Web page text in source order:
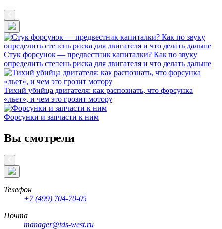
Стук форсунок — предвестник капиталки? Как по звуку
определить степень риска для двигателя и что делать дальше
Тихий убийца двигателя: как распознать, что форсунка
«льет», и чем это грозит мотору
Форсунки и запчасти к ним
Вы смотрели
Телефон
+7 (499) 704-70-05
Почта
manager@tds-west.ru